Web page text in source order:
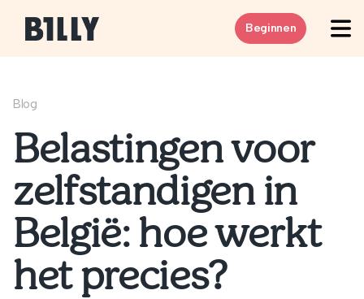
Beginnen
Blog
Belastingen voor
zelfstandigen in
België: hoe werkt
het precies?